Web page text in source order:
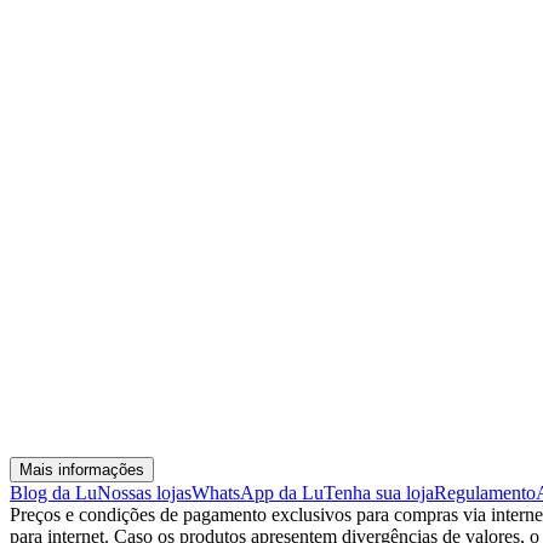
Mais informações
Blog da LuNossas lojasWhatsApp da LuTenha sua lojaRegulamento
Preços e condições de pagamento exclusivos para compras via
para internet. Caso os produtos apresentem divergências de valores,